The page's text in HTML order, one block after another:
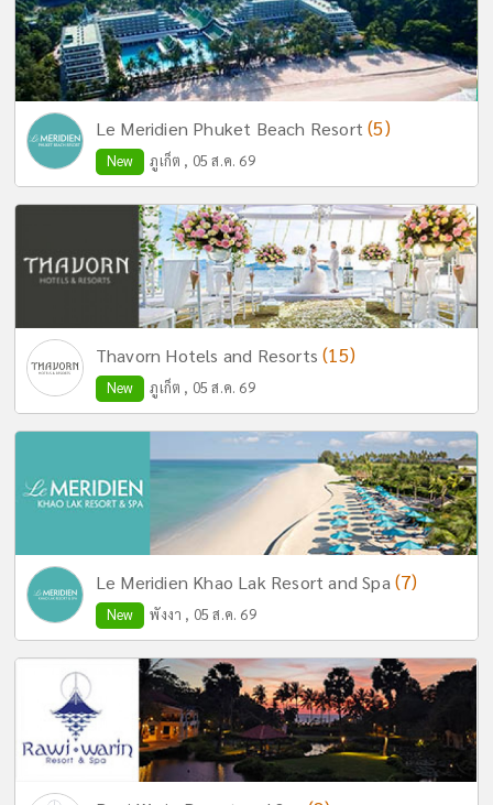
Le Meridien Phuket Beach Resort(5)
New ภูเก็ต , 05 ส.ค. 69
Thavorn Hotels and Resorts(15)
New ภูเก็ต , 05 ส.ค. 69
Le Meridien Khao Lak Resort and Spa (7)
New พังงา , 05 ส.ค. 69